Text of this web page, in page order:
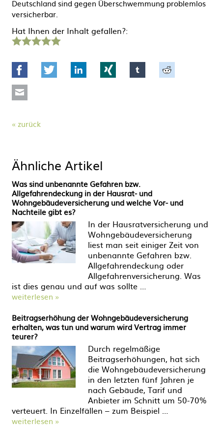
Deutschland sind gegen Überschwemmung problemlos
versicherbar.
Hat Ihnen der Inhalt gefallen?:
Stern Sterne Sterne Sterne Sterne
Facebook Twitter LinkedIn tumblr
zurück
Ähnliche Artikel
Was sind unbenannte Gefahren bzw.
Allgefahrendeckung in der Hausrat- und
Wohngebäudeversicherung und welche Vor- und
Nachteile gibt es?
In der Hausratversicherung und
Wohngebäudeversicherung
liest man seit einiger Zeit von
unbenannte Gefahren bzw.
Allgefahrendeckung oder
Allgefahrenversicherung. Was
ist dies genau und auf was sollte …
weiterlesen »
Beitragserhöhung der Wohngebäudeversicherung
erhalten, was tun und warum wird Vertrag immer
teurer?
Durch regelmäßige
Beitragserhöhungen, hat sich
die Wohngebäudeversicherung
in den letzten fünf Jahren je
nach Gebäude, Tarif und
Anbieter im Schnitt um 50-70%
verteuert. In Einzelfällen – zum Beispiel …
weiterlesen »